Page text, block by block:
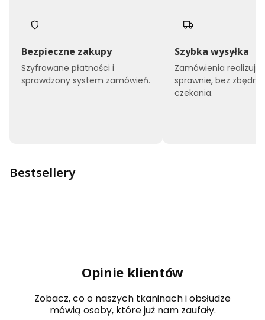
Bezpieczne zakupy
Szyfrowane płatności i
sprawdzony system zamówień.
Szybka wysyłka
Zamówienia
sprawnie, bez
czekania.
Bestsellery
Opinie klientów
Zobacz, co o naszych tkaninach i obsłudze
mówią osoby, które już nam zaufały.